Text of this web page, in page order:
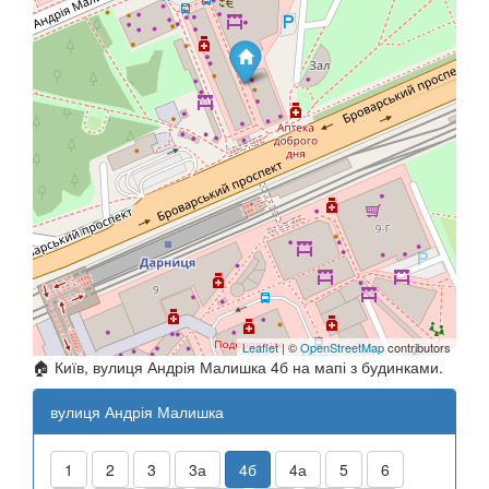
Leaflet| ©OpenStreetMapcontributors
🏠 Київ, вулиця Андрія Малишка 4б на мапі з будинками.
вулиця Андрія Малишка
1 2 3 3а 4б 4а 5 6